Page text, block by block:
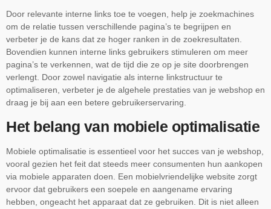
Door relevante interne links toe te voegen, help je zoekmachines
om de relatie tussen verschillende pagina’s te begrijpen en
verbeter je de kans dat ze hoger ranken in de zoekresultaten.
Bovendien kunnen interne links gebruikers stimuleren om meer
pagina’s te verkennen, wat de tijd die ze op je site doorbrengen
verlengt. Door zowel navigatie als interne linkstructuur te
optimaliseren, verbeter je de algehele prestaties van je webshop en
draag je bij aan een betere gebruikerservaring.
Het belang van mobiele optimalisatie
Mobiele optimalisatie is essentieel voor het succes van je webshop,
vooral gezien het feit dat steeds meer consumenten hun aankopen
via mobiele apparaten doen. Een mobielvriendelijke website zorgt
ervoor dat gebruikers een soepele en aangename ervaring
hebben, ongeacht het apparaat dat ze gebruiken. Dit is niet alleen